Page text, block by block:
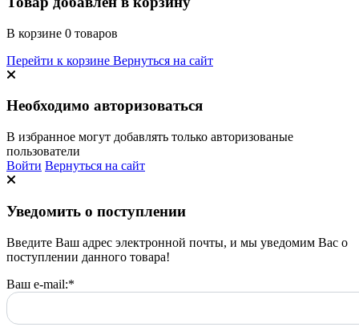
В корзине 0 товаров
Перейти к корзине Вернуться на сайт
Необходимо авторизоваться
В избранное могут добавлять только авторизованые
пользователи
Войти Вернуться на сайт
Уведомить о поступлении
Введите Ваш адрес электронной почты, и мы уведомим Вас о
поступлении данного товара!
Ваш e-mail:*